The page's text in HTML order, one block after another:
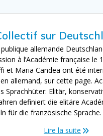
sur
allemande
à l’Académie française le
et Maria Candea ont été
en allemand, sur cette page.
Sprachhüter: Elitär,
definiert die elitäre
für die französische
Lire la suite